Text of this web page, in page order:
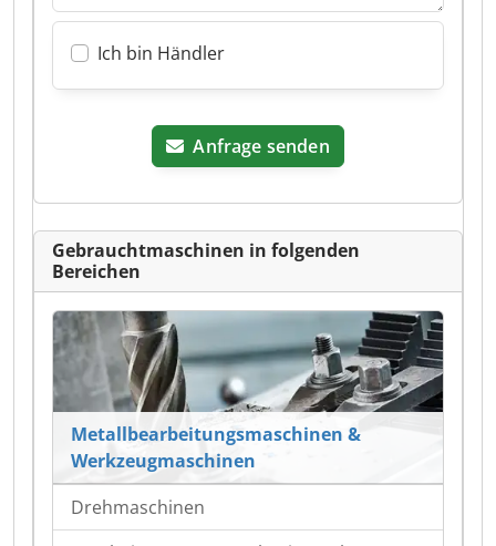
Ich bin Händler
Anfrage senden
Gebrauchtmaschinen in folgenden
Bereichen
Metallbearbeitungsmaschinen &
Werkzeugmaschinen
Drehmaschinen